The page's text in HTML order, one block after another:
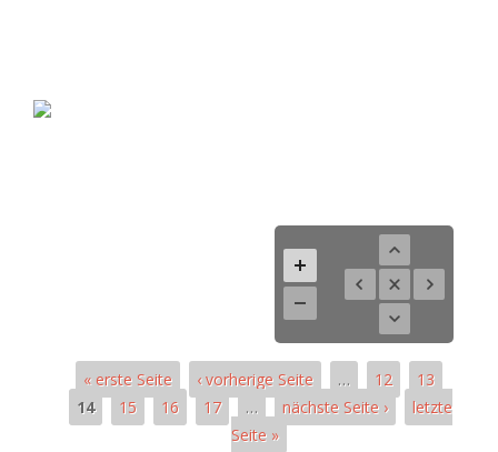
« erste Seite ‹ vorherige Seite … 12
13
14
15 16 17 … nächste Seite ›
letzte
Seite »